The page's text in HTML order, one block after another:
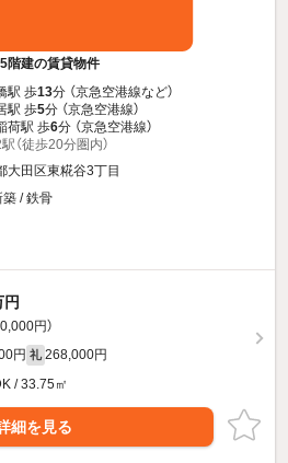
階建の賃貸物件
駅 歩13分 （京急空港線など）
駅 歩5分 （京急空港線）
荷駅 歩6分 （京急空港線）
（徒歩20分圏内）
大田区東糀谷3丁目
/ 鉄骨
円
円）
円 礼 268,000円
/ 33.75㎡
細を見る